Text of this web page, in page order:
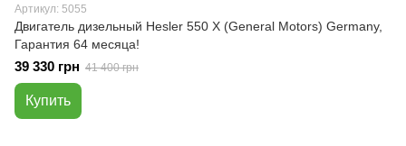
Артикул: 5055
Двигатель дизельный Hesler 550 Х (General Motors) Germany,
Гарантия 64 месяца!
39 330 грн 41 400 грн
Купить